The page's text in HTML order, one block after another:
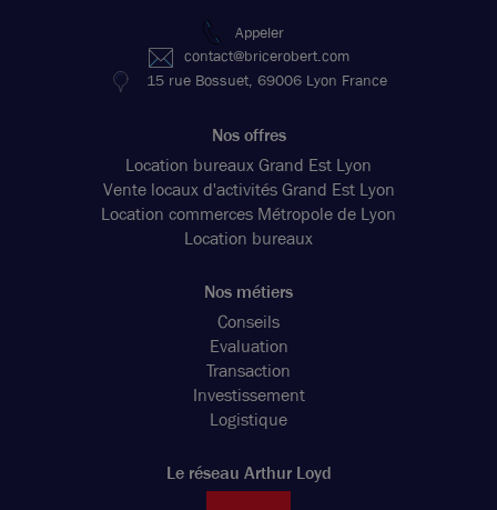
Appeler
contact@bricerobert.com
15 rue Bossuet, 69006 Lyon France
Nos offres
Location bureaux Grand Est Lyon
Vente locaux d'activités Grand Est Lyon
Location commerces Métropole de Lyon
Location bureaux
Nos métiers
Conseils
Evaluation
Transaction
Investissement
Logistique
Le réseau Arthur Loyd